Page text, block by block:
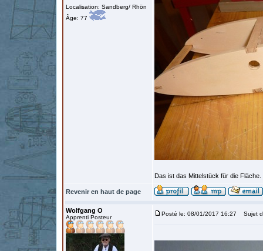
Localisation: Sandberg/ Rhön
Âge: 77
Das ist das Mittelstück für die
Revenir en haut de page
Wolfgang O
Apprenti Posteur
Posté le: 08/01/2017 16:27 Sujet